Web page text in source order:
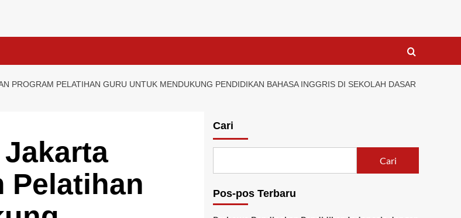
PROGRAM PELATIHAN GURU UNTUK MENDUKUNG PENDIDIKAN BAHASA INGGRIS DI SEKOLAH DASAR
Pelatihan
Cari
Cari
Pos-pos Terbaru